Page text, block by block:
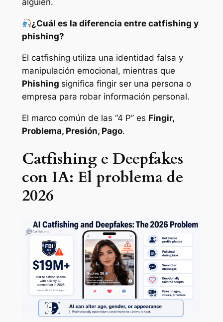
alguien.
¿Cuál es la diferencia entre catfishing y
phishing?
El catfishing utiliza una identidad falsa y
manipulación emocional, mientras que
Phishing significa fingir ser una persona o
empresa para robar información personal.
El marco común de las “4 P” es Fingir,
Problema, Presión, Pago.
Catfishing e Deepfakes
con IA: El problema de
2026